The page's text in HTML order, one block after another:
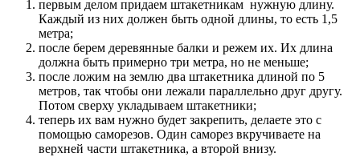
первым делом придаем штакетникам нужную длину.
Каждый из них должен быть одной длины, то есть 1,5
метра;
после берем деревянные балки и режем их. Их длина
должна быть примерно три метра, но не меньше;
после ложим на землю два штакетника длиной по 5
метров, так чтобы они лежали параллельно друг другу.
Потом сверху укладываем штакетники;
теперь их вам нужно будет закрепить, делаете это с
помощью саморезов. Один саморез вкручиваете на
верхней части штакетника, а второй внизу.